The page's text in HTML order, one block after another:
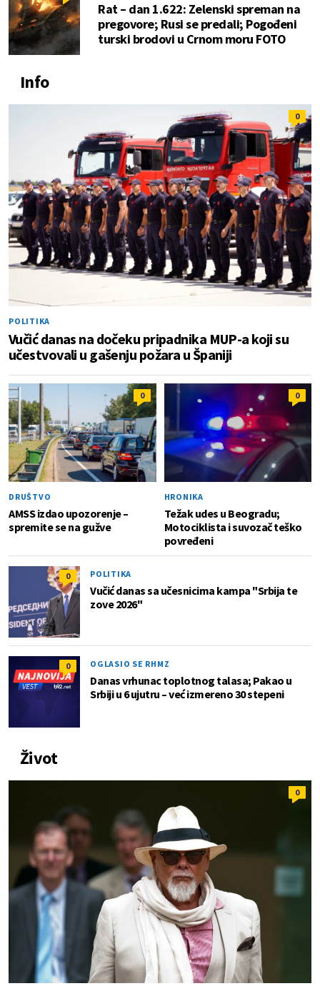
Rat – dan 1.622: Zelenski spreman na
pregovore; Rusi se predali; Pogođeni
turski brodovi u Crnom moru FOTO
Info
0
POLITIKA
Vučić danas na dočeku pripadnika MUP-a koji su
učestvovali u gašenju požara u Španiji
0
DRUŠTVO
AMSS izdao upozorenje –
spremite se na gužve
0
HRONIKA
Težak udes u Beogradu;
Motociklista i suvozač teško
povređeni
0 POLITIKA
Vučić danas sa učesnicima kampa "Srbija te
zove 2026"
0 OGLASIO SE RHMZ
Danas vrhunac toplotnog talasa; Pakao u
Srbiji u 6 ujutru – već izmereno 30 stepeni
Život
0